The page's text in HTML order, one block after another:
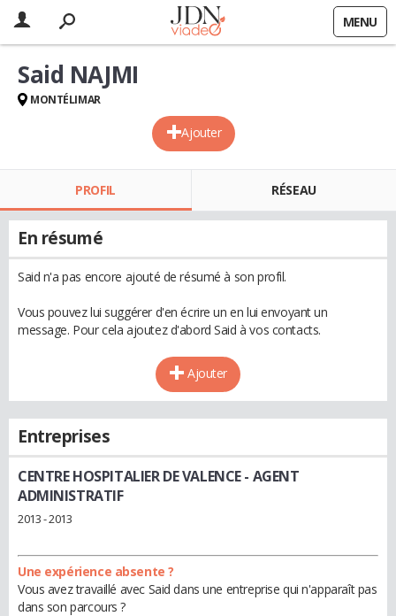
MENU
Ajouter
Said NAJMI
MONTÉLIMAR
PROFIL RÉSEAU
En résumé
Said n'a pas encore ajouté de résumé à son profil.
Vous pouvez lui suggérer d'en écrire un en lui envoyant un
message. Pour cela ajoutez d'abord Said à vos contacts.
Ajouter
Entreprises
CENTRE HOSPITALIER DE VALENCE- AGENT
ADMINISTRATIF
2013 - 2013
Une expérience absente ?
Vous avez travaillé avec Said dans une entreprise qui n'apparaît pas
dans son parcours ?